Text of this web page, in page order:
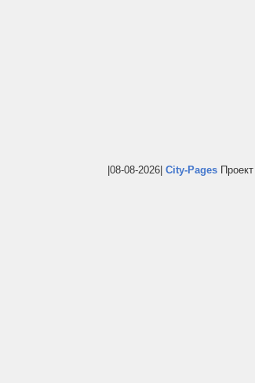
|08-08-2026| City-Pages